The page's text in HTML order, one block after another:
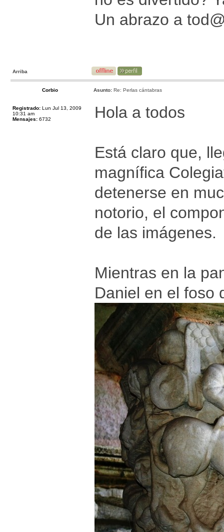
Un abrazo a
Arriba
Corbio Asunto: Re: Perlas cántabras
Registrado: Lun Jul 13, 2009
10:31 am
Mensajes: 6732 Hola a todos
Está claro que,
magnífica
detenerse en
notorio, el
de las imágenes.
Mientras en la
Daniel en el foso